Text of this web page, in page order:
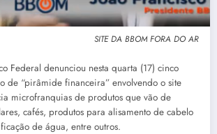
SITE DA BBOM FORA DO AR
Federal denunciou nesta quarta (17) cinco
de “pirâmide financeira” envolvendo o site
microfranquias de produtos que vão de
cafés, produtos para alisamento de cabelo
de água, entre outros.